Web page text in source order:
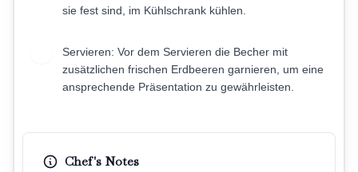
sie fest sind, im Kühlschrank kühlen.
Servieren: Vor dem Servieren die Becher mit
zusätzlichen frischen Erdbeeren garnieren, um eine
ansprechende Präsentation zu gewährleisten.
Chef's Notes